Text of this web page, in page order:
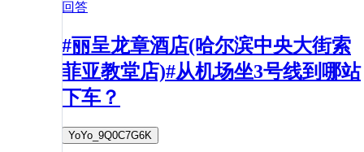
回答
#丽呈龙章酒店(哈尔滨中央大街索
菲亚教堂店)#从机场坐3号线到哪站
下车？
YoYo_9Q0C7G6K